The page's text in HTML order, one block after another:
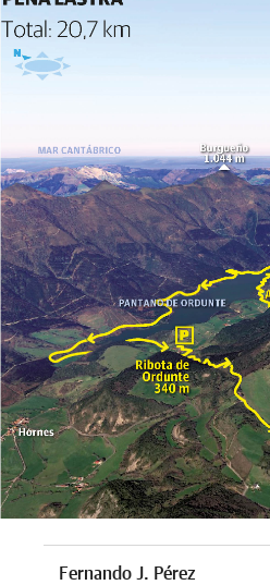
Fernando J. Pérez